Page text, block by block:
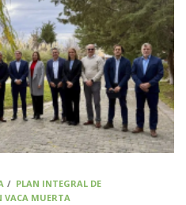
/ PLAN INTEGRAL DE
VACA MUERTA